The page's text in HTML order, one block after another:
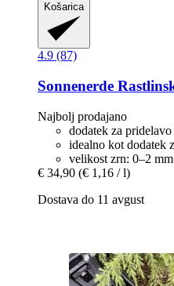
Košarica
4.9 (87)
Sonnenerde
Najbolj prodajano
dodatek za pridelavo
idealno kot dodatek
velikost zrn: 0–2 mm
€ 34,90 (€ 1,16 / l)
Dostava do 11 avgust